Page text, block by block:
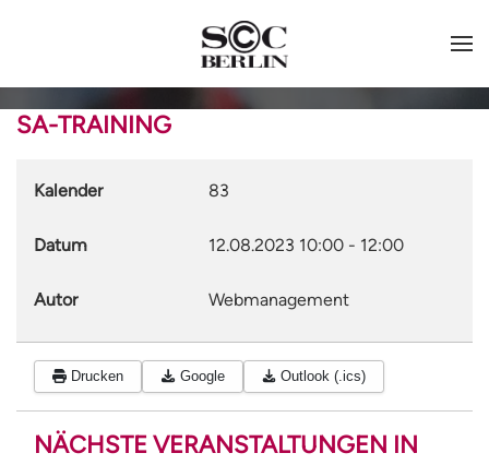
SA-TRAINING
Kalender 83
Datum 12.08.2023 10:00 - 12:00
Autor Webmanagement
Drucken Google Outlook (.ics)
NÄCHSTE VERANSTALTUNGEN IN